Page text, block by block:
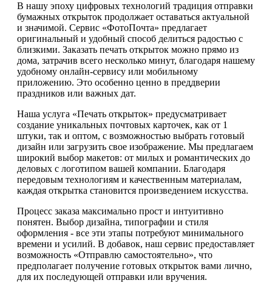
В нашу эпоху цифровых технологий традиция отправки
бумажных открыток продолжает оставаться актуальной
и значимой. Сервис «ФотоПочта» предлагает
оригинальный и удобный способ делиться радостью с
близкими. Заказать печать открыток можно прямо из
дома, затрачив всего несколько минут, благодаря нашему
удобному онлайн-сервису или мобильному
приложению. Это особенно ценно в преддверии
праздников или важных дат.
Наша услуга «Печать открыток» предусматривает
создание уникальных почтовых карточек, как от 1
штуки, так и оптом, с возможностью выбрать готовый
дизайн или загрузить свое изображение. Мы предлагаем
широкий выбор макетов: от милых и романтических до
деловых с логотипом вашей компании. Благодаря
передовым технологиям и качественным материалам,
каждая открытка становится произведением искусства.
Процесс заказа максимально прост и интуитивно
понятен. Выбор дизайна, типографии и стиля
оформления - все эти этапы потребуют минимального
времени и усилий. В добавок, наш сервис предоставляет
возможность «Отправлю самостоятельно», что
предполагает получение готовых открыток вами лично,
для их последующей отправки или вручения.